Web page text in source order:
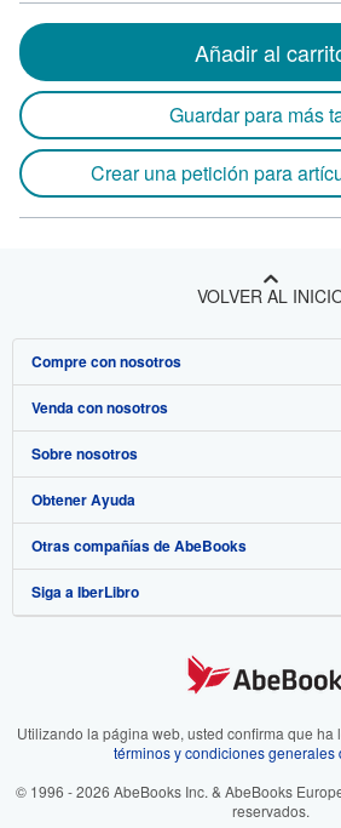
Añadir al
Guardar para más
Crear una petición para
VOLVER AL
Compre con nosotros
Búsqueda avanzada
Colecciones
Mi cuenta
Mis pedidos
Ver carrito
Venda con nosotros
Comenzar a vender
Únase a nuestro programa de afiliados
Recomiende un vendedor
Sobre nosotros
Sobre IberLibro
Medios
Empleo
Preferencias de cookies
Aviso de cookies
Obtener Ayuda
Preguntas frecuentes y guías
Atención al Cliente
Otras compañías de AbeBooks
AbeBooks.com
AbeBooks.fr
Siga a IberLibro
Utilizando la página web, usted confirma que ha
términos y condiciones generales
© 1996 - 2026 AbeBooks Inc. & AbeBooks
reservados.